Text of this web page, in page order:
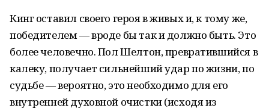
Кинг оставил своего героя в живых и, к тому же,
победителем — вроде бы так и должно быть. Это
более человечно. Пол Шелтон, превратившийся в
калеку, получает сильнейший удар по жизни, по
судьбе — вероятно, это необходимо для его
внутренней духовной очистки (исходя из